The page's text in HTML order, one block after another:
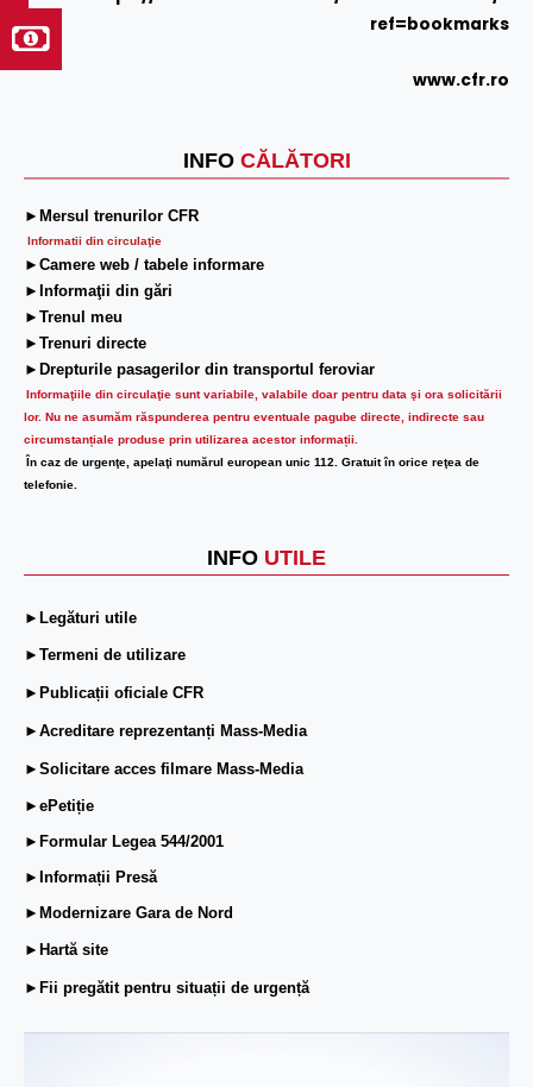
INFO CĂLĂTORI
►Mersul trenurilor CFR
Informatii din circulaţie
►Camere web / tabele informare
►Informaţii din gări
►Trenul meu
►Trenuri directe
►Drepturile pasagerilor din transportul feroviar
Informaţiile din circulaţie sunt variabile, valabile doar pentru data şi ora solicitării
lor. Nu ne asumăm răspunderea pentru eventuale pagube directe, indirecte sau
circumstanțiale produse prin utilizarea acestor informații.
În caz de urgenţe, apelaţi numărul european unic 112. Gratuit în orice reţea de
telefonie.
INFO UTILE
►Legături utile
►Termeni de utilizare
►Publicații oficiale CFR
►Acreditare reprezentanți Mass-Media
►Solicitare acces filmare Mass-Media
►ePetiție
►Formular Legea 544/2001
►Informații Presă
►Modernizare Gara de Nord
►Hartă site
►Fii pregătit pentru situații de urgență
ref=bookmarks
www.cfr.ro